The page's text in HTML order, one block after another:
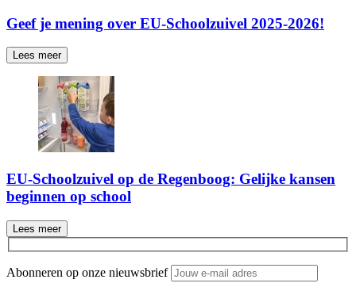
Geef je mening over EU-Schoolzuivel 2025-2026!
Lees meer
EU-Schoolzuivel op de Regenboog: Gelijke kansen
beginnen op school
Lees meer
Abonneren op onze nieuwsbrief